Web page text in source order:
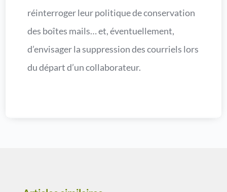
réinterroger leur politique de conservation
des boîtes mails… et, éventuellement,
d’envisager la suppression des courriels lors
du départ d’un collaborateur.